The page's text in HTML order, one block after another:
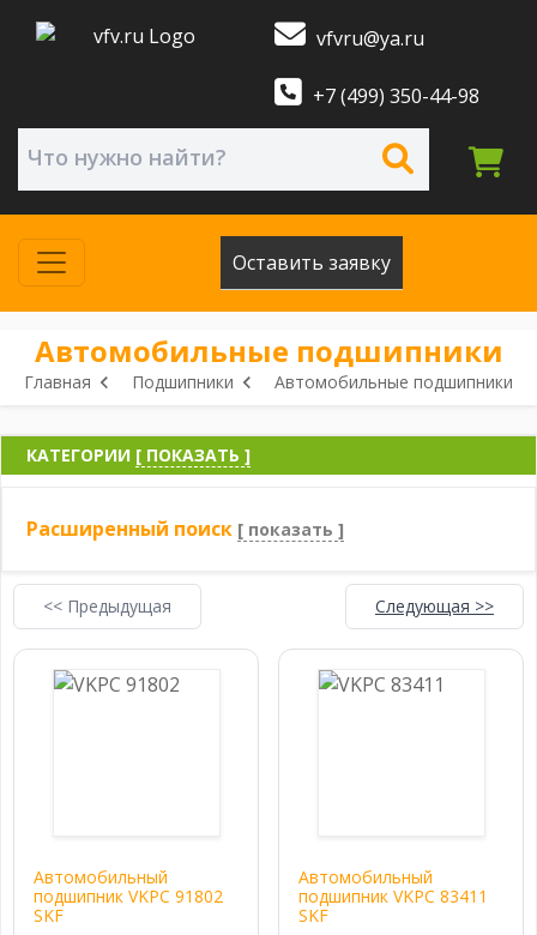
vfvru@ya.ru
+7 (499) 350-44-98
Оставить заявку
Автомобильные подшипники
Главная Подшипники Автомобильные подшипники
КАТЕГОРИИ [ ПОКАЗАТЬ ]
Расширенный поиск [ показать ]
<< Предыдущая Следующая >>
Автомобильный
подшипник VKPC 91802
SKF
Автомобильный
подшипник VKPC 83411
SKF